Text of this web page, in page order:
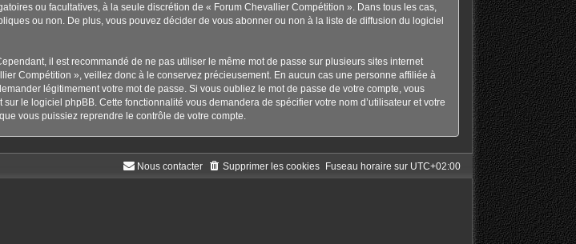
ou facultatives, à la seule discrétion de « Forum Chevallier Compétition ». Dans tous les cas,
ou non. De plus, vous pouvez décider de vous abonner ou non à la liste de diffusion du logiciel
il est recommandé de ne pas utiliser le même mot de passe sur plusieurs sites internet
Compétition », veillez donc à le conservez précieusement. En aucun cas une personne affiliée à
légitimement votre mot de passe. Si vous oubliez le mot de passe de votre compte, vous
le logiciel phpBB. Cette fonctionnalité vous demandera de spécifier votre nom d’utilisateur et votre
vous puissiez reprendre le contrôle de votre compte.
Fuseau horaire sur UTC+02:00
Supprimer les cookies
Nous contacter